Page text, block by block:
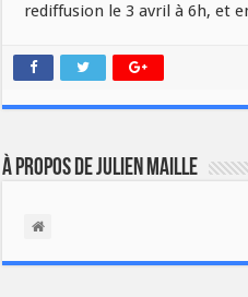
rediffusion le 3 avril à 6h, et
À propos de Julien Maille